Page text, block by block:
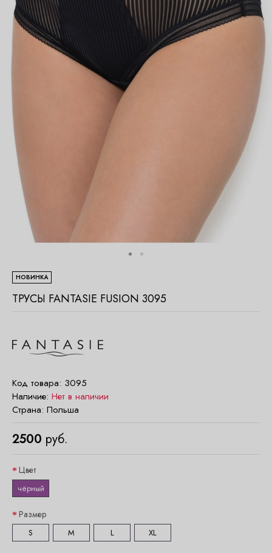
НОВИНКА
ТРУСЫ FANTASIE FUSION 3095
Код товара: 3095
Наличие: Нет в наличии
Страна: Польша
2500 руб.
Цвет
чёрный
Размер
S M L XL